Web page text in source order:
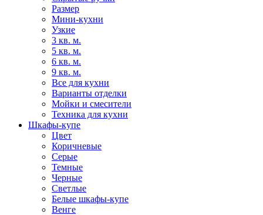
Размер
Мини-кухни
Узкие
3 кв. м.
5 кв. м.
6 кв. м.
9 кв. м.
Все для кухни
Варианты отделки
Мойки и смесители
Техника для кухни
Шкафы-купе
Цвет
Коричневые
Серые
Темные
Черные
Светлые
Белые шкафы-купе
Венге